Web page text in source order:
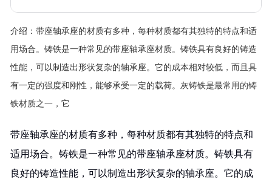
介绍： 带座轴承座的材质有多种，每种材质都有其独特的特点和适
用场合。铸铁是一种常见的带座轴承座材质。铸铁具有良好的铸造
性能，可以制造出形状复杂的轴承座。它的成本相对较低，而且具
有一定的强度和刚性，能够承受一定的载荷。灰铸铁是最常用的铸
铁材质之一，它
带座轴承座的材质有多种，每种材质都有其独特的特点和
适用场合。铸铁是一种常见的带座轴承座材质。铸铁具有
良好的铸造性能，可以制造出形状复杂的轴承座。它的成